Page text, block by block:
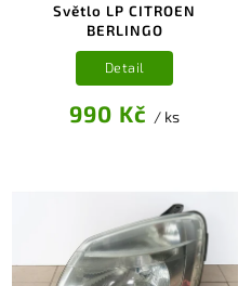
Světlo LP CITROEN
BERLINGO
990 Kč / ks
Detail